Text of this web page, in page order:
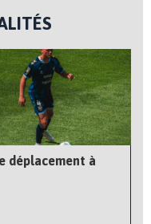
déplacement à